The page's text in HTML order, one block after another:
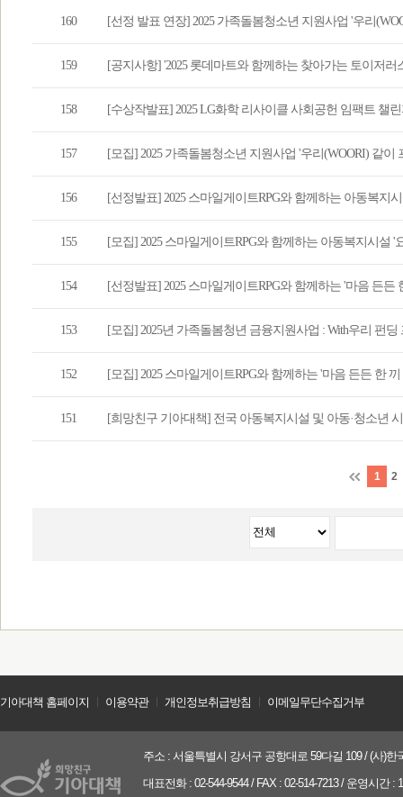
160 [선정 발표 연장] 2025 가족돌봄청소년 지원사업 '우리
159 [공지사항] '2025 롯데마트와 함께하는 찾아가는 토이저
158 [수상작발표] 2025 LG화학 리사이클 사회공헌 임팩트 챌
157 [모집] 2025 가족돌봄청소년 지원사업 '우리(WOORI) 같이
156 [선정발표] 2025 스마일게이트RPG와 함께하는 아동복지
155 [모집] 2025 스마일게이트RPG와 함께하는 아동복지시설
154 [선정발표] 2025 스마일게이트RPG와 함께하는 '마음 든든
153 [모집] 2025년 가족돌봄청년 금융지원사업 : With우리 펀
152 [모집] 2025 스마일게이트RPG와 함께하는 '마음 든든 한
151 [희망친구 기아대책] 전국 아동복지시설 및 아동·청소년
1 2
기아대책 홈페이지 이용약관 개인정보취급방침 이메일무단수집거부
주소 : 서울특별시 강서구 공항대로 59다길 109 / (사)
대표전화 : 02-544-9544 / FAX : 02-514-7213 / 운영시간 :